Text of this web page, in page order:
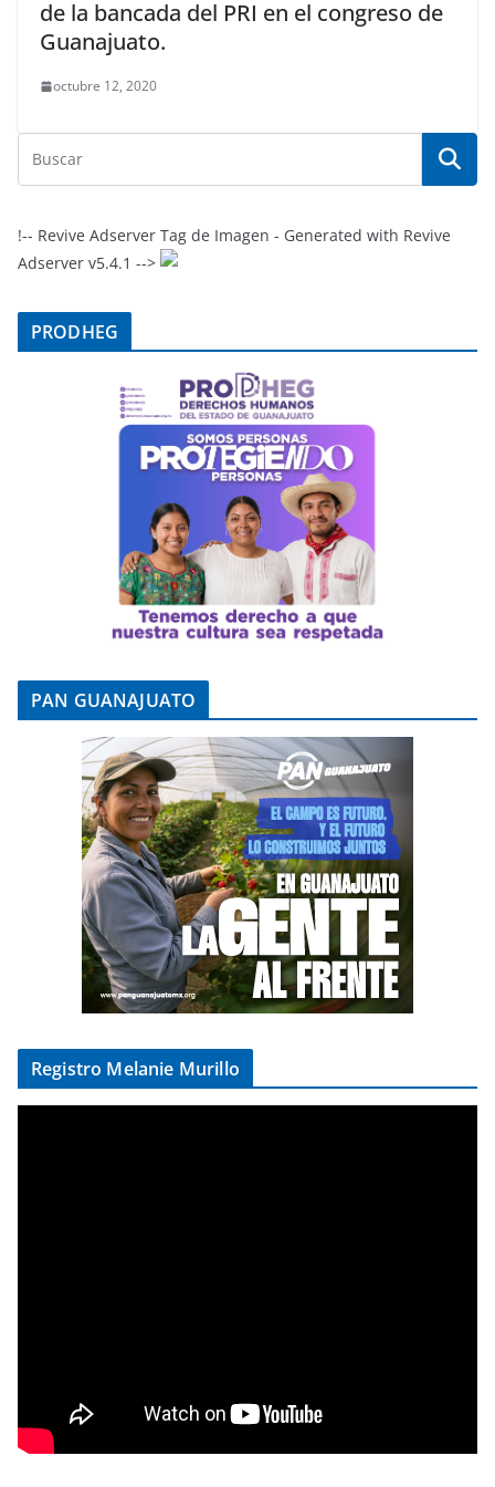
de la bancada del PRI en el congreso de
Guanajuato.
octubre 12, 2020
!-- Revive Adserver Tag de Imagen - Generated with Revive
Adserver v5.4.1 -->
PRODHEG
PAN GUANAJUATO
Registro Melanie Murillo